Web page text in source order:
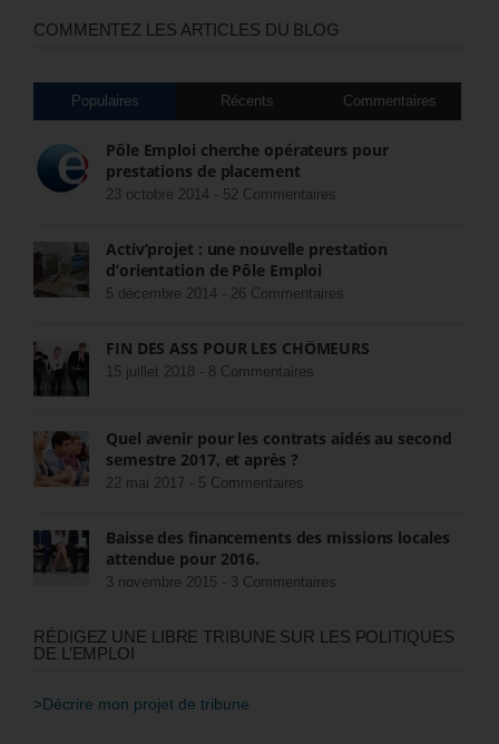
COMMENTEZ LES ARTICLES DU BLOG
Populaires Récents Commentaires
Pôle Emploi cherche opérateurs pour
prestations de placement
23 octobre 2014 - 52 Commentaires
Activ’projet : une nouvelle prestation
d’orientation de Pôle Emploi
5 décembre 2014 - 26 Commentaires
FIN DES ASS POUR LES CHÔMEURS
15 juillet 2018 - 8 Commentaires
Quel avenir pour les contrats aidés au second
semestre 2017, et après ?
22 mai 2017 - 5 Commentaires
Baisse des financements des missions locales
attendue pour 2016.
3 novembre 2015 - 3 Commentaires
RÉDIGEZ UNE LIBRE TRIBUNE SUR LES POLITIQUES
DE L’EMPLOI
>Décrire mon projet de tribune